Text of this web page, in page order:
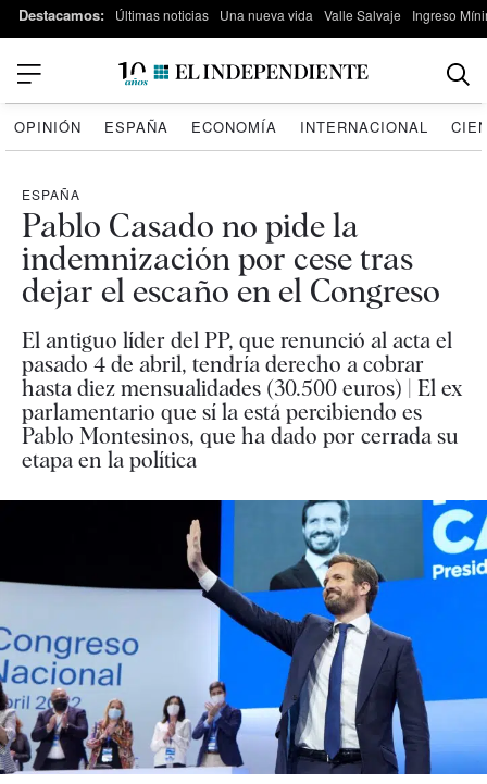
Destacamos: Últimas noticias Una nueva vida Valle Salvaje Ingreso
OPINIÓN ESPAÑA ECONOMÍA INTERNACIONAL
ESPAÑA
Pablo Casado no pide la
indemnización por cese tras
dejar el escaño en el Congreso
El antiguo líder del PP, que renunció al acta el
pasado 4 de abril, tendría derecho a cobrar
hasta diez mensualidades (30.500 euros) | El ex
parlamentario que sí la está percibiendo es
Pablo Montesinos, que ha dado por cerrada su
etapa en la política